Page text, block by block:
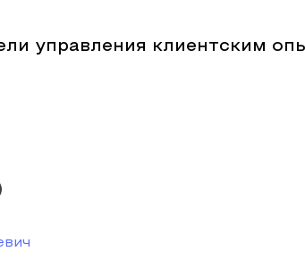
управления клиентским